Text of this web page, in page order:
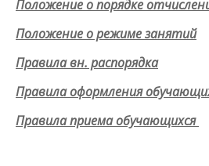
Положение о порядке
Положение о режиме занятий
Правила вн. распорядка
Правила оформления
Правила приема обучающихся